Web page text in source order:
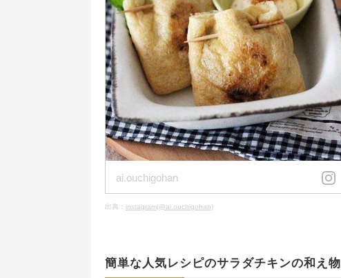
ai.ouchigohan
出典： instagram(@ai.ouchigohan)
簡単な人気レシピのサラダチキンの和え物